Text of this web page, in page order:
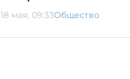
18 мая, 09:33Общество